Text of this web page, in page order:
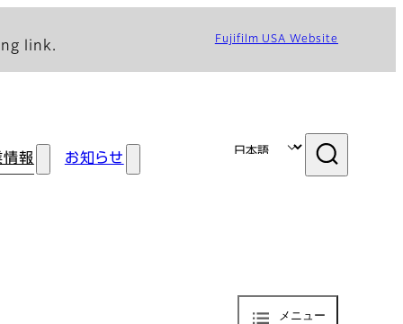
link. Fujifilm USA Website
報 お知らせ
メニュー